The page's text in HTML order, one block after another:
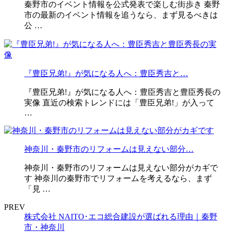
秦野市のイベント情報を公式発表で楽しむ街歩き 秦野
市の最新のイベント情報を追うなら、まず見るべきは
公 …
『豊臣兄弟!』が気になる人へ：豊臣秀吉と…
『豊臣兄弟!』が気になる人へ：豊臣秀吉と豊臣秀長の
実像 直近の検索トレンドには「豊臣兄弟!」が入って
…
神奈川・秦野市のリフォームは見えない部分…
神奈川・秦野市のリフォームは見えない部分がカギで
す 神奈川の秦野市でリフォームを考えるなら、まず
「見 …
PREV
株式会社 NAITO･エコ総合建設が選ばれる理由｜秦野
市・神奈川